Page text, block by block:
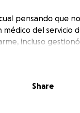
pensando que
del servicio
incluso
cruzado
Share